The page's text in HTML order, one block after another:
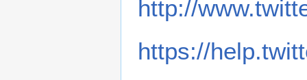
http://
https://